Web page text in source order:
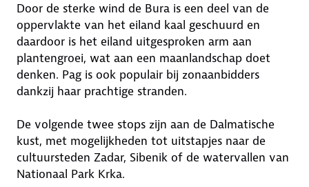
Door de sterke wind de Bura is een deel van de
oppervlakte van het eiland kaal geschuurd en
daardoor is het eiland uitgesproken arm aan
plantengroei, wat aan een maanlandschap doet
denken. Pag is ook populair bij zonaanbidders
dankzij haar prachtige stranden.
De volgende twee stops zijn aan de Dalmatische
kust, met mogelijkheden tot uitstapjes naar de
cultuursteden Zadar, Sibenik of de watervallen van
Nationaal Park Krka.